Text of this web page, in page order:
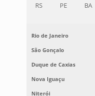
RS PE BA
Rio de Janeiro
São Gonçalo
Duque de Caxias
Nova Iguaçu
Niterói